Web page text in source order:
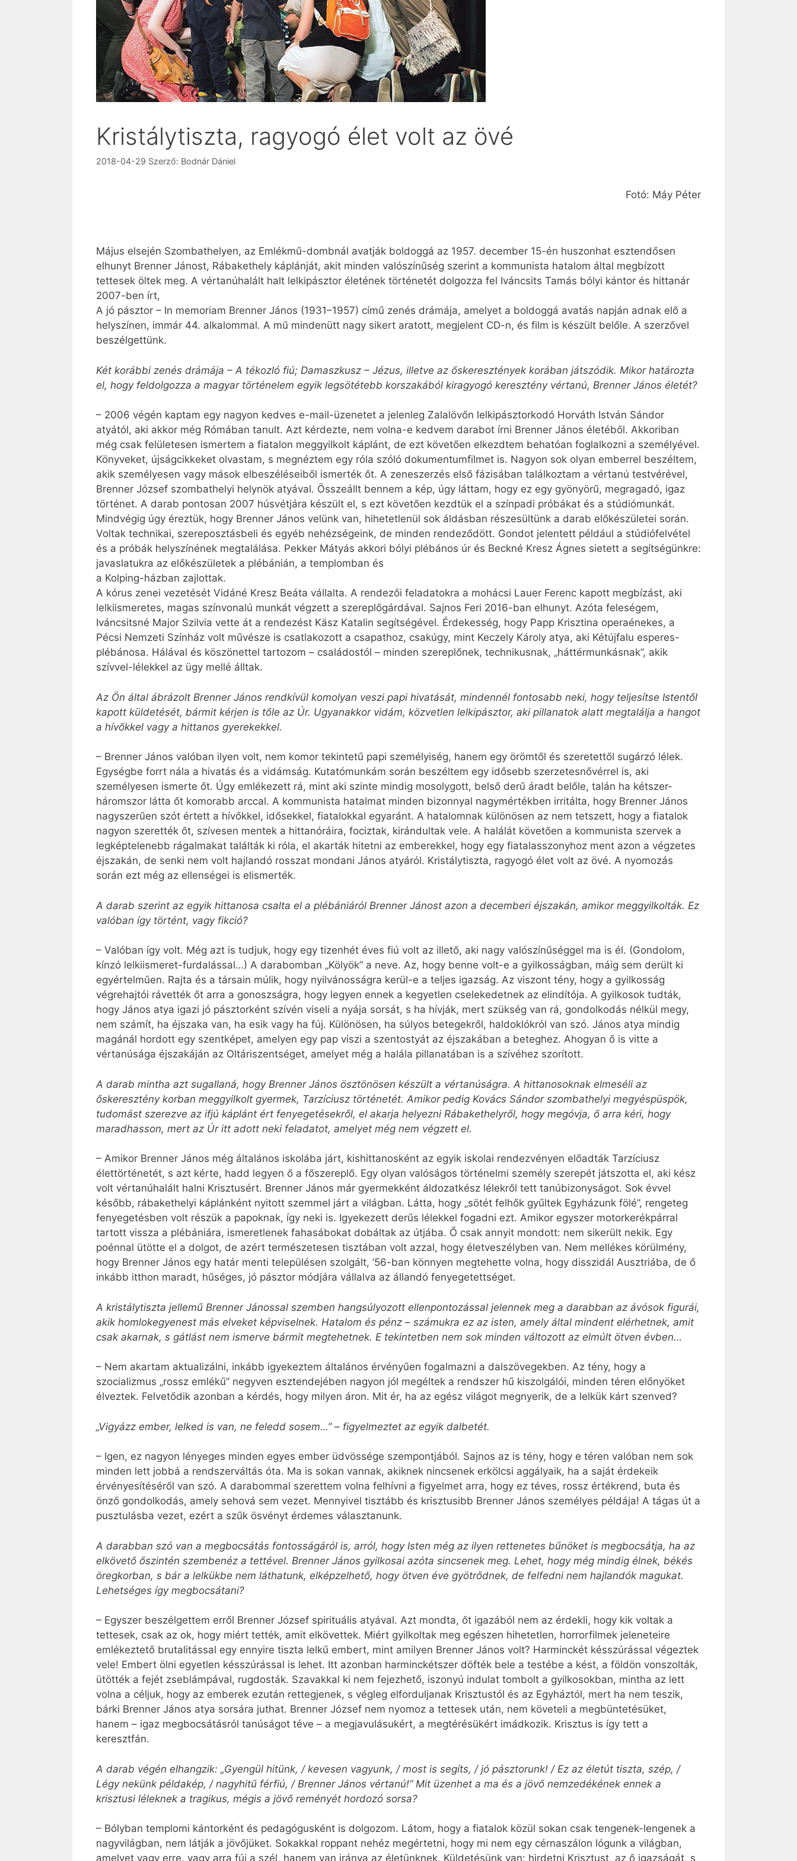
Kristálytiszta, ragyogó élet volt az övé
2018-04-29 Szerző: Bodnár Dániel
Fotó: Máy Péter
Május elsején Szombathelyen, az Emlékmű-dombnál avatják boldoggá az 1957. december 15-én huszonhat esztendősen
elhunyt Brenner Jánost, Rábakethely káplánját, akit minden valószínűség szerint a kommunista hatalom által megbízott
tettesek öltek meg. A vértanúhalált halt lelkipásztor életének történetét dolgozza fel Iváncsits Tamás bólyi kántor és hittanár
2007-ben írt,
A jó pásztor – In memoriam Brenner János (1931–1957) című zenés drámája, amelyet a boldoggá avatás napján adnak elő a
helyszínen, immár 44. alkalommal. A mű mindenütt nagy sikert aratott, megjelent CD-n, és film is készült belőle. A szerzővel
beszélgettünk.
Két korábbi zenés drámája – A tékozló fiú; Damaszkusz – Jézus, illetve az őskeresztények korában játszódik. Mikor határozta
el, hogy feldolgozza a magyar történelem egyik legsötétebb korszakából kiragyogó keresztény vértanú, Brenner János életét?
– 2006 végén kaptam egy nagyon kedves e-mail-üzenetet a jelenleg Zalalövőn lelkipásztorkodó Horváth István Sándor
atyától, aki akkor még Rómában tanult. Azt kérdezte, nem volna-e kedvem darabot írni Brenner János életéből. Akkoriban
még csak felületesen ismertem a fiatalon meggyilkolt káplánt, de ezt követően elkezdtem behatóan foglalkozni a személyével.
Könyveket, újságcikkeket olvastam, s megnéztem egy róla szóló dokumentumfilmet is. Nagyon sok olyan emberrel beszéltem,
akik személyesen vagy mások elbeszéléseiből ismerték őt. A zeneszerzés első fázisában találkoztam a vértanú testvérével,
Brenner József szombathelyi helynök atyával. Összeállt bennem a kép, úgy láttam, hogy ez egy gyönyörű, megragadó, igaz
történet. A darab pontosan 2007 húsvétjára készült el, s ezt követően kezdtük el a színpadi próbákat és a stúdiómunkát.
Mindvégig úgy éreztük, hogy Brenner János velünk van, hihetetlenül sok áldásban részesültünk a darab előkészületei során.
Voltak technikai, szereposztásbeli és egyéb nehéz­ségeink, de minden rendeződött. Gondot jelentett például a stúdiófelvétel
és a próbák helyszínének megtalálása. Pekker Mátyás akkori bólyi plébános úr és Beckné Kresz Ágnes sietett a segítségünkre:
ja­vaslatukra az előkészületek a plébánián, a templomban és
a Kolping-házban zajlottak.
A kórus zenei vezetését Vidáné Kresz Beáta vállalta. A rendezői feladatokra a mohácsi Lauer Ferenc kapott megbízást, aki
lelkiismeretes, magas színvonalú munkát végzett a szereplőgárdával. Sajnos Feri 2016-ban elhunyt. Azóta feleségem,
Iváncsitsné Major Szilvia vette át a rendezést Käsz Katalin segítségével. Érdekesség, hogy Papp Krisztina operaénekes, a
Pécsi Nemzeti Színház volt művésze is csatlakozott a csapathoz, csakúgy, mint Keczely Károly atya, aki Kétújfalu esperes-
plébánosa. Hálával és köszönettel tartozom – családostól – minden szereplőnek, technikusnak, „háttérmunkásnak”, akik
szívvel-lélekkel az ügy mellé álltak.
Az Ön által ábrázolt Brenner János rendkívül komolyan veszi papi hivatását, mindennél fontosabb neki, hogy teljesítse Istentől
kapott küldetését, bármit kérjen is tőle az Úr. Ugyanakkor vidám, közvetlen lelkipásztor, aki pillanatok alatt megtalálja a hangot
a hívőkkel vagy a hittanos gyerekekkel.
– Brenner János valóban ilyen volt, nem komor tekintetű papi személyiség, hanem egy örömtől és szeretettől sugárzó lélek.
Egységbe forrt nála a hivatás és a vidámság. Kutatómunkám során beszéltem egy idősebb szerzetesnővérrel is, aki
személyesen ismerte őt. Úgy emlékezett rá, mint aki szinte mindig mosolygott, belső derű áradt belőle, talán ha kétszer-
háromszor látta őt komorabb arccal. A kommunista hatalmat minden bizonnyal nagymértékben irritálta, hogy Brenner János
nagyszerűen szót értett a hívőkkel, idősekkel, fiatalokkal egyaránt. A hatalomnak különösen az nem tetszett, hogy a fiatalok
nagyon szerették őt, szívesen mentek a hittanóráira, fociztak, kirándultak vele. A halálát követően a kommunista szervek a
legképtelenebb rágalmakat találták ki róla, el akarták hitetni az emberekkel, hogy egy fiatalasszonyhoz ment azon a végzetes
éjszakán, de senki nem volt hajlandó rosszat mondani János atyáról. Kristálytiszta, ragyogó élet volt az övé. A nyomozás
során ezt még az ellenségei is elismerték.
A darab szerint az egyik hittanosa csalta el a plébániáról Brenner Jánost azon a decemberi éjszakán, amikor meggyilkolták. Ez
valóban így történt, vagy fikció?
– Valóban így volt. Még azt is tudjuk, hogy egy tizenhét éves fiú volt az illető, aki nagy valószínűséggel ma is él. (Gondolom,
kínzó lelkiismeret-furdalással…) A darabomban „Kölyök” a neve. Az, hogy benne volt-e a gyilkosságban, máig sem derült ki
egyértelműen. Rajta és a társain múlik, hogy nyilvánosságra kerül-e a teljes igazság. Az viszont tény, hogy a gyilkosság
végrehajtói rávették őt arra a gonoszságra, hogy legyen ennek a kegyetlen cselekedetnek az elindítója. A gyilkosok tudták,
hogy János atya igazi jó pásztorként szívén viseli a nyája sorsát, s ha hívják, mert szükség van rá, gondolkodás nélkül megy,
nem számít, ha éjszaka van, ha esik vagy ha fúj. Különösen, ha súlyos betegekről, haldoklókról van szó. János atya mindig
magánál hordott egy szentképet, amelyen egy pap viszi a szentostyát az éjszakában a beteghez. Ahogyan ő is vitte a
vértanúsága éjszakáján az Oltáriszentséget, amelyet még a halála pillanatában is a szívéhez szorított.
A darab mintha azt sugallaná, hogy Brenner János ösztönösen készült a vértanúságra. A hittanosoknak elmeséli az
őskeresztény korban meggyilkolt gyermek, Tarzíciusz történetét. Amikor pedig Kovács Sándor szombathelyi megyéspüspök,
tudomást szerezve az ifjú káplánt ért fenyegetésekről, el akarja helyezni Rábakethelyről, hogy megóvja, ő arra kéri, hogy
maradhasson, mert az Úr itt adott neki feladatot, amelyet még nem végzett el.
– Amikor Brenner János még általános iskolába járt, kishittanosként az egyik iskolai rendezvényen előadták Tarzíciusz
élettörténetét, s azt kérte, hadd legyen ő a főszereplő. Egy olyan valóságos történelmi személy szerepét játszotta el, aki kész
volt vértanúhalált halni Krisztusért. Brenner János már gyermekként áldozatkész lélekről tett tanúbizonyságot. Sok évvel
később, rábakethelyi káplánként nyitott szemmel járt a világban. Látta, hogy „sötét felhők gyűltek Egyházunk fölé”, rengeteg
fenyegetésben volt részük a papoknak, így neki is. Igyekezett derűs lélekkel fogadni ezt. Amikor egyszer motorkerékpárral
tartott vissza a plébániára, ismeretlenek fahasábokat dobáltak az útjába. Ő csak annyit mondott: nem sikerült nekik. Egy
poénnal ütötte el a dolgot, de azért természetesen tisztában volt azzal, hogy életveszélyben van. Nem mellékes körülmény,
hogy Brenner János egy határ menti településen szolgált, ’56-ban könnyen megtehette volna, hogy disszidál Ausztriába, de ő
inkább itthon maradt, hűséges, jó pásztor módjára vállalva az állandó fenyegetettséget.
A kristálytiszta jellemű Brenner Jánossal szemben hangsúlyozott ellenpontozással jelennek meg a darabban az ávósok figurái,
akik homlokegyenest más elveket képviselnek. Hatalom és pénz – számukra ez az isten, amely által mindent elérhetnek, amit
csak akarnak, s gátlást nem ismerve bármit megtehetnek. E tekintetben nem sok minden változott az elmúlt ötven évben…
– Nem akartam aktualizálni, inkább igyekeztem általános érvényűen fogalmazni a dalszövegekben. Az tény, hogy a
szocializmus „rossz emlékű” negyven esztendejében nagyon jól megéltek a rendszer hű kiszolgálói, minden téren előnyöket
élveztek. Felvetődik azonban a kérdés, hogy milyen áron. Mit ér, ha az egész világot megnyerik, de a lelkük kárt szenved?
„Vigyázz ember, lelked is van, ne feledd sosem…” – figyelmeztet az egyik dalbetét.
– Igen, ez nagyon lényeges minden egyes ember üdvössége szempontjából. Sajnos az is tény, hogy e téren valóban nem sok
minden lett jobbá a rendszerváltás óta. Ma is sokan vannak, akiknek nincsenek erkölcsi aggályaik, ha a saját érdekeik
érvényesítéséről van szó. A darabommal szerettem volna felhívni a figyelmet arra, hogy ez téves, rossz értékrend, buta és
önző gondolkodás, amely sehová sem vezet. Mennyivel tisztább és krisztusibb Brenner János személyes példája! A tágas út a
pusztulásba vezet, ezért a szűk ösvényt érdemes választanunk.
A darabban szó van a megbocsátás fontosságáról is, arról, hogy Isten még az ilyen rettenetes bűnöket is megbocsátja, ha az
elkövető őszintén szembenéz a tettével. Brenner János gyilkosai azóta sincsenek meg. Lehet, hogy még mindig élnek, békés
öregkorban, s bár a lelkükbe nem láthatunk, elképzelhető, hogy ötven éve gyötrődnek, de felfedni nem hajlandók magukat.
Lehetséges így megbocsátani?
– Egyszer beszélgettem erről Brenner József spirituális atyával. Azt mondta, őt igazából nem az érdekli, hogy kik voltak a
tettesek, csak az ok, hogy miért tették, amit elkövettek. Miért gyilkoltak meg egészen hihetetlen, horrorfilmek jeleneteire
emlékeztető brutalitással egy ennyire tiszta lelkű embert, mint amilyen Brenner János volt? Harminckét késszúrással végeztek
vele! Embert ölni egyetlen késszúrással is lehet. Itt azonban harminckétszer döfték bele a testébe a kést, a földön vonszolták,
ütötték a fejét zseblámpával, rugdosták. Szavakkal ki nem fejezhető, iszonyú indulat tombolt a gyilkosokban, mintha az lett
volna a céljuk, hogy az emberek ezután rettegjenek, s végleg elforduljanak Krisztustól és az Egyháztól, mert ha nem teszik,
bárki Brenner János atya sorsára juthat. Brenner József nem nyomoz a tettesek után, nem követeli a megbüntetésüket,
hanem – igaz megbocsátásról tanúságot téve – a megjavulásukért, a megtérésükért imádkozik. Krisztus is így tett a
keresztfán.
A darab végén elhangzik: „Gyengül hitünk, / kevesen vagyunk, / most is segíts, / jó pásztorunk! / Ez az életút tiszta, szép, /
Légy nekünk példakép, / nagyhitű férfiú, / Brenner János vértanú!” Mit üzenhet a ma és a jövő nemzedékének ennek a
krisztusi léleknek a tragikus, mégis a jövő reményét hordozó sorsa?
– Bólyban templomi kántorként és pedagógusként is dolgozom. Látom, hogy a fiatalok közül sokan csak tengenek-lengenek a
nagyvilágban, nem látják a jövőjüket. Sokakkal roppant nehéz megértetni, hogy mi nem egy cérnaszálon lógunk a világban,
amelyet vagy erre, vagy arra fúj a szél, hanem van iránya az életünknek. Küldetésünk van: hirdetni Krisztust, az ő igazságát, s